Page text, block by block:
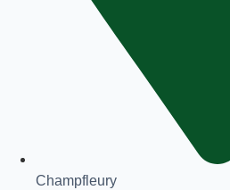
Champfleury